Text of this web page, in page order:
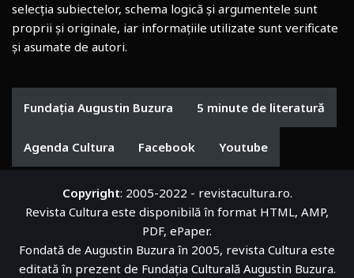
selecția subiectelor, schema logică și argumentele sunt
proprii și originale, iar informațiile utilizate sunt verificate
și asumate de autori.
Fundația Augustin Buzura 5 minute de literatură
Agenda Cultura Facebook Youtube
Copyright: 2005-2022 - revistacultura.ro.
Revista Cultura este disponibilă în format HTML, AMP,
PDF, ePaper.
Fondată de Augustin Buzura în 2005, revista Cultura este
editată în prezent de Fundația Culturală Augustin Buzura.